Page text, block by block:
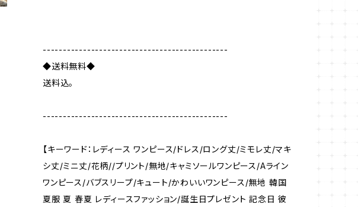
----------------------------------------------
◆送料無料◆
送料込。
----------------------------------------------
【キーワード：レディース ワンピース/ドレス/ロング丈/ミモレ丈/マキ
シ丈/ミニ丈/花柄//プリント/無地/キャミソールワンピース/Aライン
ワンピース/バブスリープ/キュート/かわいいワンピース/無地 韓国
夏服 夏 春夏 レディースファッション/誕生日プレゼント 記念日 彼